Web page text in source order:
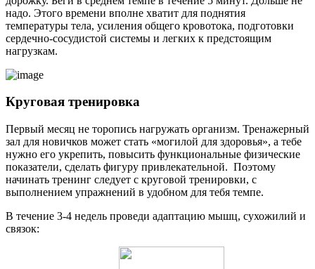
надо. Этого времени вполне хватит для поднятия
температуры тела, усиления общего кровотока, подготовки
сердечно-сосудистой системы и легких к предстоящим
нагрузкам.
Круговая тренировка
Первый месяц не торопись нагружать организм. Тренажерный
зал для новичков может стать «могилой для здоровья», а тебе
нужно его укрепить, повысить функциональные физические
показатели, сделать фигуру привлекательной. Поэтому
начинать тренинг следует с круговой тренировки, с
выполнением упражнений в удобном для тебя темпе.
В течение 3-4 недель проведи адаптацию мышц, сухожилий и
связок: